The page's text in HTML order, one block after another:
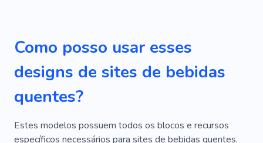
Carboidratos
Sorvete
Leite Pizza
Sabor
Amarelo
Padaria
Comida Rápida
Restauração Refresco
Como posso usar esses
designs de sites de bebidas
quentes?
Estes modelos possuem todos os blocos e recursos
específicos necessários para sites de bebidas quentes.